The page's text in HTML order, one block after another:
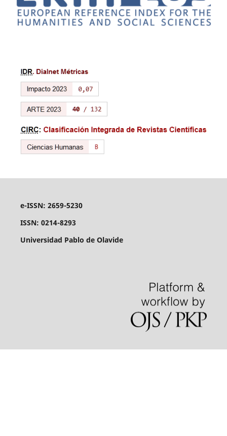
e-ISSN: 2659-5230
ISSN: 0214-8293
Universidad Pablo de Olavide